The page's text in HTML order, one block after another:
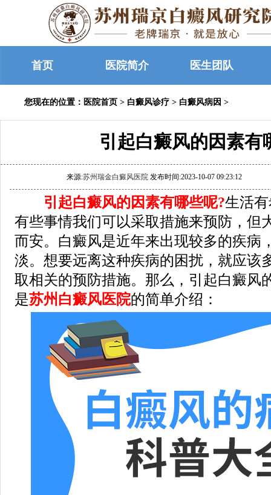
首页 医院简介 医生团队
您现在的位置： 医院首页 > 白癜风诊疗 > 白癜风病因 >
引起白癜风的因素有
来源:苏州瑞金白癜风医院 发布时间:2023-10-07 09:23:12
引起白癜风的因素有哪些呢?生活
有些事情我们可以采取措施来预防，但
而安。白癜风是近年来出现较多的疾病
淡。想要远离这种疾病的困扰，就应该
取相关的预防措施。那么，引起白癜风
是苏州白癜风医院的简单介绍：